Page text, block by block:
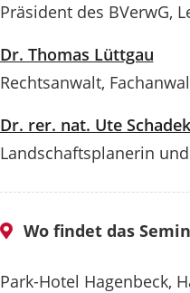
Präsident des BVerwG,
Dr. Thomas Lüttgau
Rechtsanwalt,
Dr. rer. nat. Ute Schadek
Landschaftsplanerin
Wo findet das
Park-Hotel Hagenbeck,